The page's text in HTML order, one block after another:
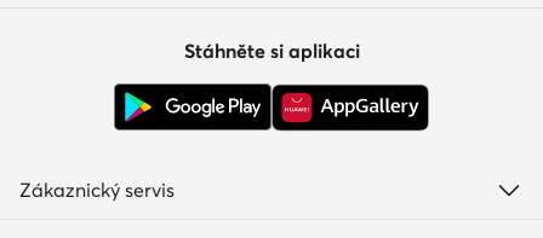
Stáhněte si aplikaci
Zákaznický servis